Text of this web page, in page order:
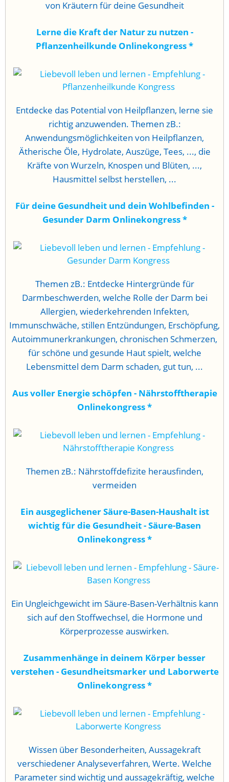
von Kräutern für deine Gesundheit
Lerne die Kraft der Natur zu nutzen -
Pflanzenheilkunde Onlinekongress*
Entdecke das Potential von Heilpflanzen, lerne sie
richtig anzuwenden. Themen zB.:
Anwendungsmöglichkeiten von Heilpflanzen,
Ätherische Öle, Hydrolate, Auszüge, Tees, ..., die
Kräfte von Wurzeln, Knospen und Blüten, ...,
Hausmittel selbst herstellen, ...
Für deine Gesundheit und dein Wohlbefinden -
Gesunder Darm Onlinekongress*
Themen zB.: Entdecke Hintergründe für
Darmbeschwerden, welche Rolle der Darm bei
Allergien, wiederkehrenden Infekten,
Immunschwäche, stillen Entzündungen, Erschöpfung,
Autoimmunerkrankungen, chronischen Schmerzen,
für schöne und gesunde Haut spielt, welche
Lebensmittel dem Darm schaden, gut tun, ...
Aus voller Energie schöpfen - Nährstofftherapie
Onlinekongress*
Themen zB.: Nährstoffdefizite herausfinden,
vermeiden
Ein ausgeglichener Säure-Basen-Haushalt ist
wichtig für die Gesundheit - Säure-Basen
Onlinekongress*
Ein Ungleichgewicht im Säure-Basen-Verhältnis kann
sich auf den Stoffwechsel, die Hormone und
Körperprozesse auswirken.
Zusammenhänge in deinem Körper besser
verstehen - Gesundheitsmarker und Laborwerte
Onlinekongress*
Wissen über Besonderheiten, Aussagekraft
verschiedener Analyseverfahren, Werte. Welche
Parameter sind wichtig und aussagekräftig, welche